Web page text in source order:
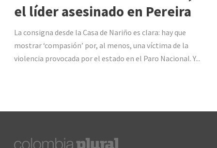
el líder asesinado en Pereira
La consigna desde la Casa de Nariño es clara: hay que
mostrar ‘compasión’ por, al menos, una víctima de la
violencia provocada por el estado en el Paro Nacional. Y...